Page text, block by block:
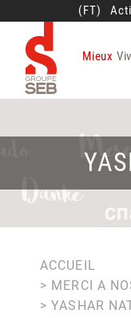
contenu
principal
(FT)
Mieux
FIL
ACCUEIL
MERCI A
YASHAR